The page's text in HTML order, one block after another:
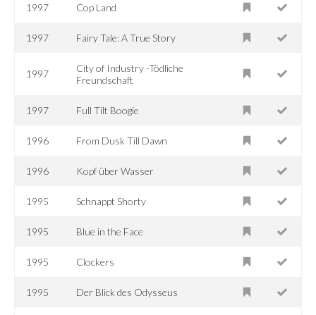
1997 Cop Land
1997 Fairy Tale: A True Story
1997
City of Industry -Tödliche
Freundschaft
1997 Full Tilt Boogie
1996 From Dusk Till Dawn
1996 Kopf über Wasser
1995 Schnappt Shorty
1995 Blue in the Face
1995 Clockers
1995 Der Blick des Odysseus